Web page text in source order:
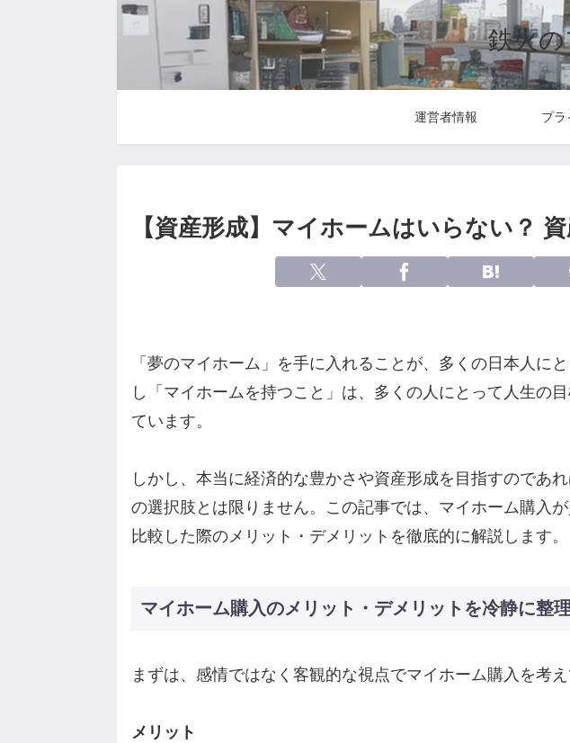
鉄火
運営者情報 プラ
【資産形成】マイホームはいらない？
「夢のマイホーム」を手に入れることが、多くの日本人に
し「マイホームを持つこと」は、多くの人にとって人生の
ています。
しかし、本当に経済的な豊かさや資産形成を目指すのであ
の選択肢とは限りません。この記事では、マイホーム購入
比較した際のメリット・デメリットを徹底的に解説します。
マイホーム購入のメリット・デメリットを冷静に整理
まずは、感情ではなく客観的な視点でマイホーム購入を考え
メリット